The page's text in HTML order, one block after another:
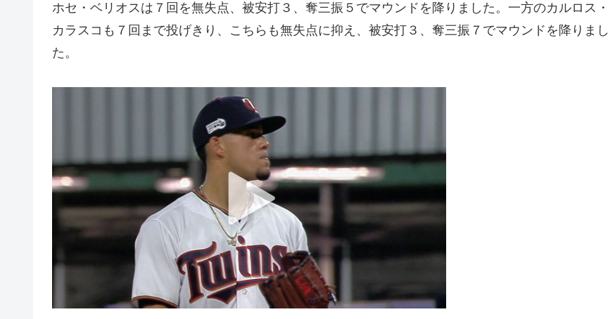
ホセ・ベリオスは７回を無失点、被安打３、奪三振５でマウンドを降りました。一方のカルロス・
カラスコも７回まで投げきり、こちらも無失点に抑え、被安打３、奪三振７でマウンドを降りまし
た。